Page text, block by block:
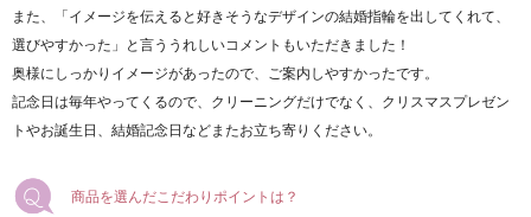
また、「イメージを伝えると好きそうなデザインの結婚指輪を出してくれて、
選びやすかった」と言ううれしいコメントもいただきました！
奥様にしっかりイメージがあったので、ご案内しやすかったです。
記念日は毎年やってくるので、クリーニングだけでなく、クリスマスプレゼン
トやお誕生日、結婚記念日などまたお立ち寄りください。
商品を選んだこだわりポイントは？